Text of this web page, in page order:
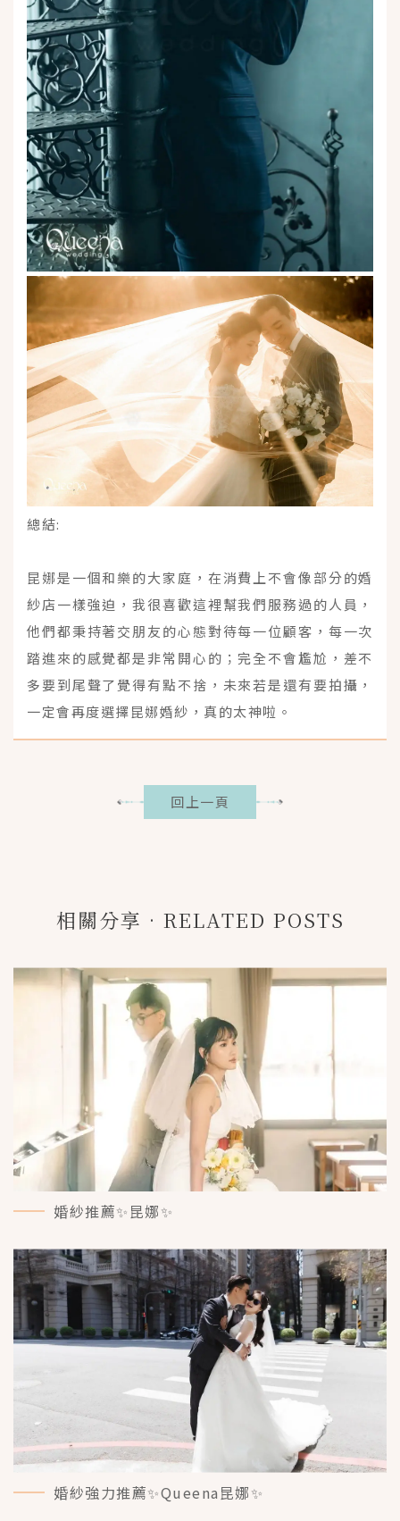
總結:
昆娜是一個和樂的大家庭，在消費上不會像部分的婚
紗店一樣強迫，我很喜歡這裡幫我們服務過的人員，
他們都秉持著交朋友的心態對待每一位顧客，每一次
踏進來的感覺都是非常開心的；完全不會尷尬，差不
多要到尾聲了覺得有點不捨，未來若是還有要拍攝，
一定會再度選擇昆娜婚紗，真的太神啦。
回上一頁
相關分享•RELATED POSTS
婚紗推薦✨昆娜✨
婚紗強力推薦✨Queena昆娜✨